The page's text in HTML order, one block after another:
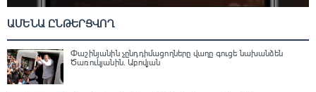
ԱՄԵՆԱ ԸՆԹԵՐՑՎՈՂ
Փաշինյանին չընդդիմացողները վաղը գուցե նախանձեն
Ծառուկյանին. Աբովյան